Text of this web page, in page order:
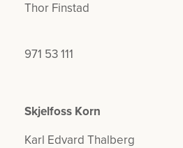
Thor Finstad
971 53 111
Skjelfoss Korn
Karl Edvard Thalberg